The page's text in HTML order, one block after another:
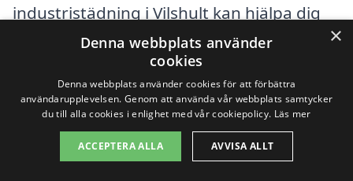
industristädning i Vilshult kan hjälpa dig
att fatta informerade beslut och
säkerställa att du får den service du
verkligen behöver.
Få 3 erbjudanden, gratis och utan
×
Denna webbplats använder
cookies
Denna webbplats använder cookies för att förbättra
användarupplevelsen. Genom att använda vår webbplats samtycker
du till alla cookies i enlighet med vår cookiepolicy. Läs mer
ACCEPTERA ALLA AVVISA ALLT